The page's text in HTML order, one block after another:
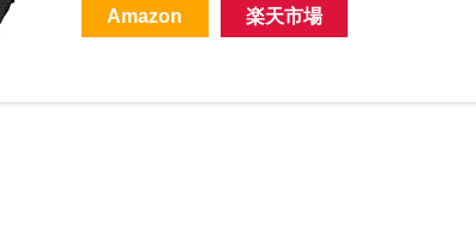
Amazon 楽天市場